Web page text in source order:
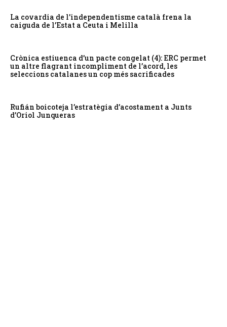
La covardia de l’independentisme català frena la
caiguda de l’Estat a Ceuta i Melilla
Crònica estiuenca d’un pacte congelat (4): ERC permet
un altre flagrant incompliment de l’acord, les
seleccions catalanes un cop més sacrificades
Rufián boicoteja l’estratègia d’acostament a Junts
d’Oriol Junqueras